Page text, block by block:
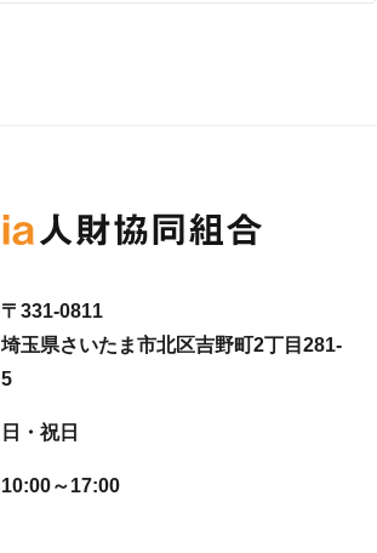
〒331-0811
埼玉県さいたま市北区吉野町2丁目281-
5
日・祝日
10:00～17:00